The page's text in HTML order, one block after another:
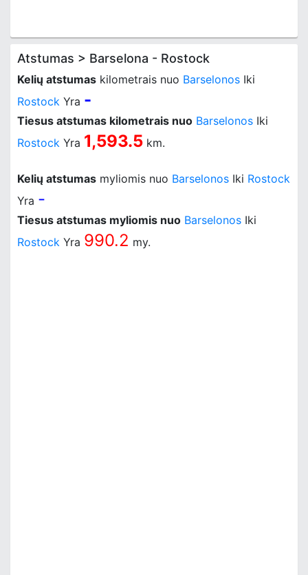
Atstumas > Barselona - Rostock
Kelių atstumas kilometrais nuo Barselonos Iki
Rostock Yra -
Tiesus atstumas kilometrais nuo Barselonos Iki
Rostock Yra 1,593.5 km.
Kelių atstumas myliomis nuo Barselonos Iki Rostock
Yra -
Tiesus atstumas myliomis nuo Barselonos Iki
Rostock Yra 990.2 my.